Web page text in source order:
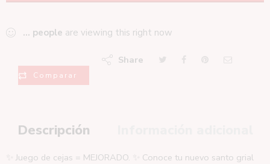
... people are viewing this right now
Comparar
Share
Descripción
✨ Juego de cejas = MEJORADO. ✨ Conoce tu nuevo santo grial